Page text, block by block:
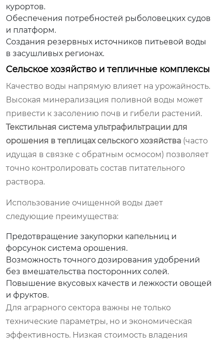
курортов.
Обеспечения потребностей рыболовецких судов
и платформ.
Создания резервных источников питьевой воды
в засушливых регионах.
Сельское хозяйство и тепличные комплексы
Качество воды напрямую влияет на урожайность.
Высокая минерализация поливной воды может
привести к засолению почв и гибели растений.
Текстильная система ультрафильтрации для
орошения в теплицах сельского хозяйства (часто
идущая в связке с обратным осмосом) позволяет
точно контролировать состав питательного
раствора.
Использование очищенной воды дает
следующие преимущества:
Предотвращение закупорки капельниц и
форсунок система орошения.
Возможность точного дозирования удобрений
без вмешательства посторонних солей.
Повышение вкусовых качеств и лежкости овощей
и фруктов.
Для аграрного сектора важны не только
технические параметры, но и экономическая
эффективность. Низкая стоимость владения